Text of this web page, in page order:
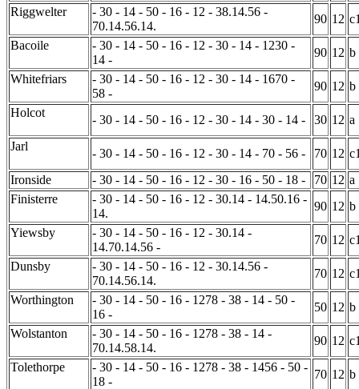
Riggwelter
- 30 - 14 - 50 - 16 - 12 - 38.14.56 -
70.14.56.14.
90 12
Bacoile
- 30 - 14 - 50 - 16 - 12 - 30 - 14 - 1230 -
14 -
90 12 b
Whitefriars
- 30 - 14 - 50 - 16 - 12 - 30 - 14 - 1670 -
58 -
90 12 b
Holcot
- 30 - 14 - 50 - 16 - 12 - 30 - 14 - 30 - 14 - 30 12 a
Jarl
- 30 - 14 - 50 - 16 - 12 - 30 - 14 - 70 - 56 - 70 12
Ironside
- 30 - 14 - 50 - 16 - 12 - 30 - 16 - 50 - 18 - 70 12 a
Finisterre
- 30 - 14 - 50 - 16 - 12 - 30.14 - 14.50.16 -
14.
90 12 b
Yiewsby
- 30 - 14 - 50 - 16 - 12 - 30.14 -
14.70.14.56 -
70 12
Dunsby
- 30 - 14 - 50 - 16 - 12 - 30.14.56 -
70.14.56.14.
70 12
Worthington
- 30 - 14 - 50 - 16 - 1278 - 38 - 14 - 50 -
16 -
50 12 b
Wolstanton
- 30 - 14 - 50 - 16 - 1278 - 38 - 14 -
70.14.58.14.
90 12
Tolethorpe
- 30 - 14 - 50 - 16 - 1278 - 38 - 1456 - 50 -
18 -
70 12 b